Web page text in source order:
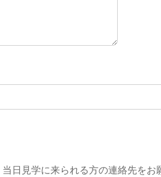
日見学に来られる方の連絡先をお